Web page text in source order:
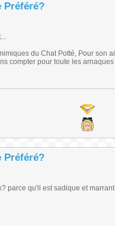
Préféré?
du Chat Potté, Pour son
compter pour toute les
Préféré?
parce qu'il est sadique et